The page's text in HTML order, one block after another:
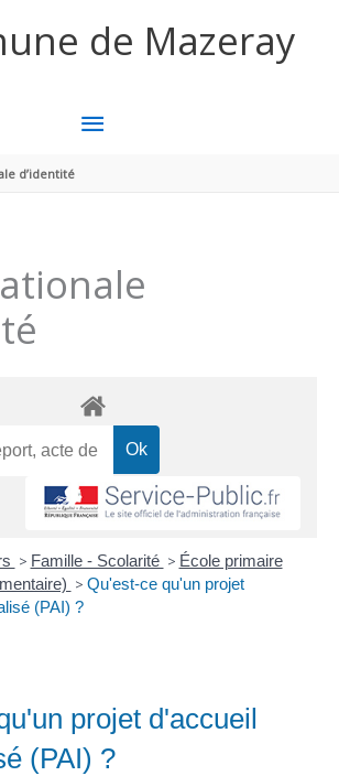
de Mazeray
MENU
d’identité
> Famille - Scolarité > École primaire
> Qu'est-ce qu'un projet
(PAI) ?
projet d'accueil
(PAI) ?